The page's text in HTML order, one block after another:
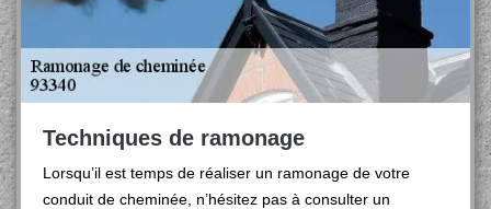
Techniques de ramonage
Lorsqu’il est temps de réaliser un ramonage de votre
conduit de cheminée, n’hésitez pas à consulter un